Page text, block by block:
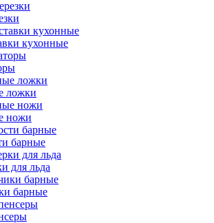
кухонные
ложки
ножи
барные
для льда
барные